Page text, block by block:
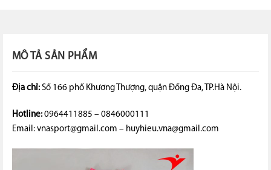
MÔ TẢ SẢN PHẨM
Địa chỉ: Số 166 phố Khương Thượng, quận Đống Đa, TP.Hà Nội.
Hotline: 0964411885 – 0846000111
Email: vnasport@gmail.com – huyhieu.vna@gmail.com